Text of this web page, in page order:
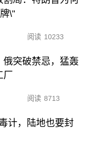
\"
阅读 10233
俄突破禁忌，猛轰
阅读 8713
计，陆地也要封